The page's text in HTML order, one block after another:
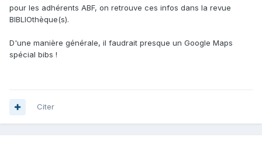
pour les adhérents ABF, on retrouve ces infos dans la revue
BIBLIOthèque(s).
D'une manière générale, il faudrait presque un Google Maps
spécial bibs !
Citer